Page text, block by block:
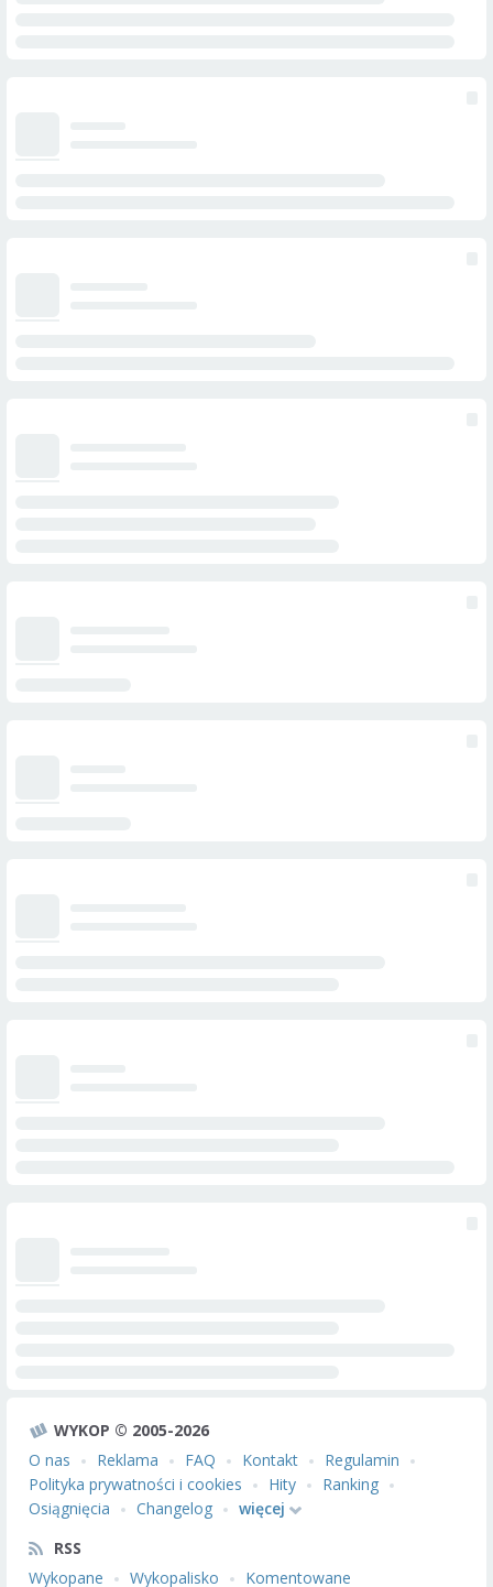
WYKOP © 2005-2026
O nas
Reklama FAQ Kontakt
Regulamin
Polityka prywatności i cookies
Hity
Ranking
Osiągnięcia
Changelog
więcej
RSS
Wykopane
Wykopalisko Komentowane